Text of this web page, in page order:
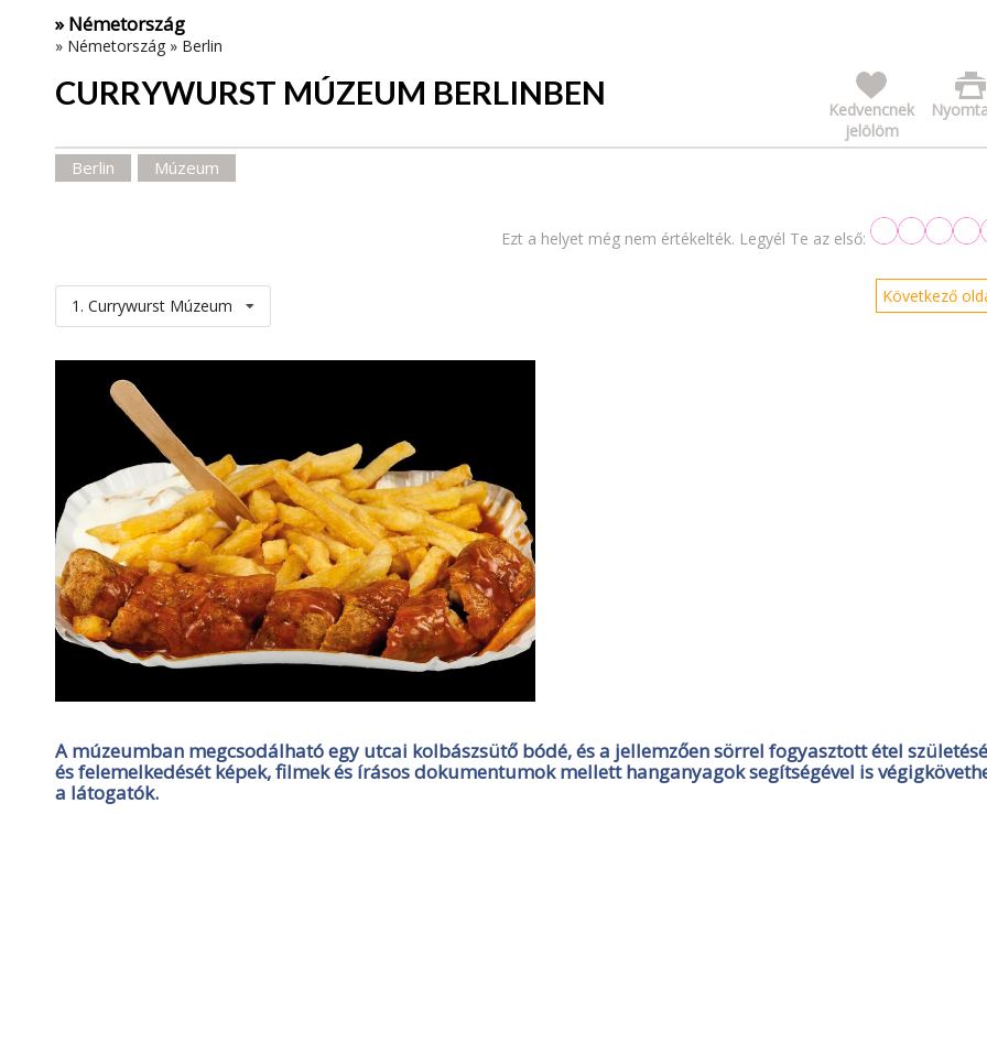
» Németország
» Németország » Berlin
CURRYWURST MÚZEUM BERLINBEN
Kedvencnek
jelölöm
Berlin Múzeum
Ezt a helyet még nem értékelték. Legyél Te az első:
Következő
1. Currywurst Múzeum
A múzeumban megcsodálható egy utcai kolbászsütő bódé, és a jellemzően sörrel fogyasztott étel
és felemelkedését képek, filmek és írásos dokumentumok mellett hanganyagok segítségével is
a látogatók.